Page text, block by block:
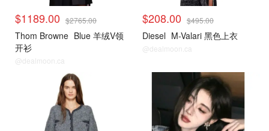
$1189.00 $2765.00
Thom Browne Blue 羊绒V领
开衫
@dealmoon.ca
$208.00 $495.00
Diesel M-Valari 黑色上衣
@dealmoon.ca